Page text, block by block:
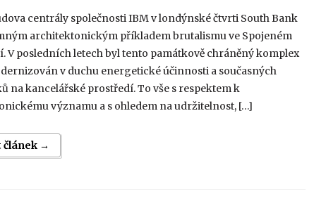
centrály společnosti IBM v londýnské čtvrti South Bank
architektonickým příkladem brutalismu ve Spojeném
V posledních letech byl tento památkově chráněný komplex
v duchu energetické účinnosti a současných
na kancelářské prostředí. To vše s respektem k
významu a s ohledem na udržitelnost, […]
článek →